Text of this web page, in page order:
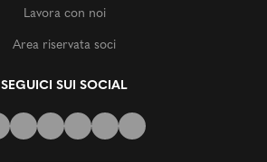
Lavora con noi
Area riservata soci
SEGUICI SUI SOCIAL